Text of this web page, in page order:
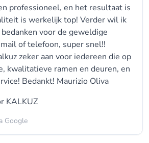
professioneel, en het resultaat is
is werkelijk top! Verder wil ik
voor de geweldige
of telefoon, super snel!!
zeker aan voor iedereen die op
kwalitatieve ramen en deuren, en
Bedankt! Maurizio Oliva
KALKUZ
Google